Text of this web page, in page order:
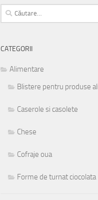
Caută
după:
CATEGORII
Alimentare
Blistere pentru produse
Caserole si casolete
Chese
Cofraje oua
Forme de turnat ciocolata